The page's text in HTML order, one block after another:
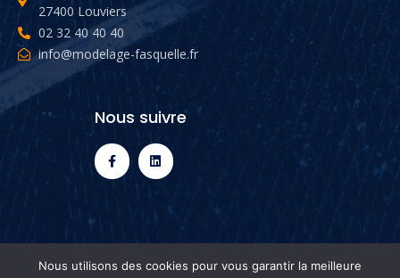
27400 Louviers
02 32 40 40 40
info@modelage-fasquelle.fr
Nous suivre
Nous utilisons des cookies pour vous garantir la meilleure